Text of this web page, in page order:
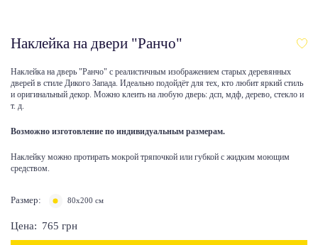
Наклейка на двери "Ранчо"
Наклейка на дверь "Ранчо" с реалистичным изображением старых деревянных
дверей в стиле Дикого Запада. Идеально подойдёт для тех, кто любит яркий стиль
и оригинальный декор. Можно клеить на любую дверь: дсп, мдф, дерево, стекло и
т. д.
Возможно изготовление по индивидуальным размерам.
Наклейку можно протирать мокрой тряпочкой или губкой с жидким моющим
средством.
Размер: 80х200 см
Цена: 765 грн